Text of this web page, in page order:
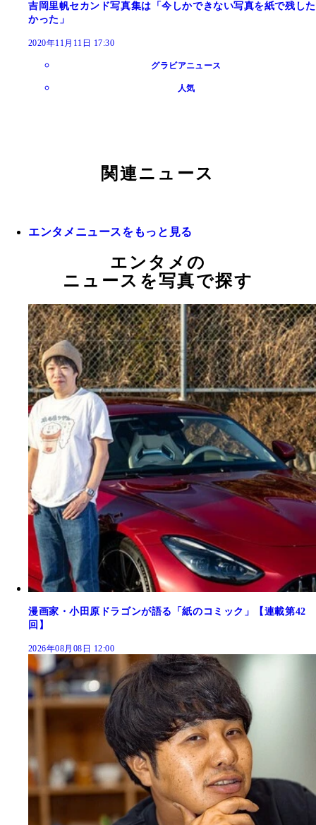
吉岡里帆セカンド写真集は「今しかできない写真を紙で残した
かった」
2020年11月11日 17:30
グラビアニュース
人気
関連ニュース
エンタメニュースをもっと見る
エンタメの
ニュースを写真で探す
漫画家・小田原ドラゴンが語る「紙のコミック」【連載第42
回】
2026年08月08日 12:00